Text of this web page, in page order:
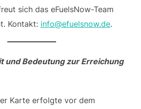
sich das eFuelsNow-Team
Kontakt: info@efuelsnow.de.
und Bedeutung zur Erreichung
Karte erfolgte vor dem